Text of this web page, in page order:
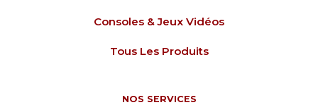
Consoles & Jeux Vidéos
Tous Les Produits
NOS SERVICES